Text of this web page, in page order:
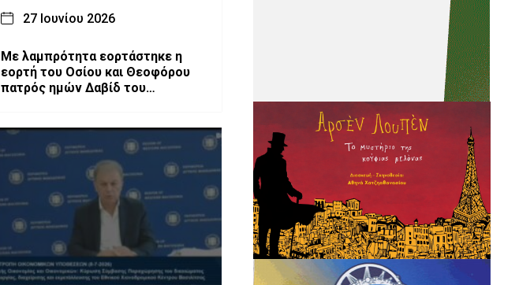
27 Ιουνίου 2026
Με λαμπρότητα εορτάστηκε η
εορτή του Οσίου και Θεοφόρου
πατρός ημών Δαβίδ του